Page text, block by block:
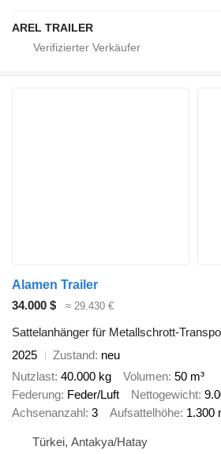
AREL TRAILER
Alamen Trailer
34.000 $
≈ 29.430 €
Sattelanhänger für Metallschrott-
2025
Zustand neu
Nutzlast 40.000 kg Volumen 50 m³
Federung Feder/Luft Nettogewicht
Achsenanzahl 3 Aufsattelhöhe 1.300
Türkei, Antakya/Hatay